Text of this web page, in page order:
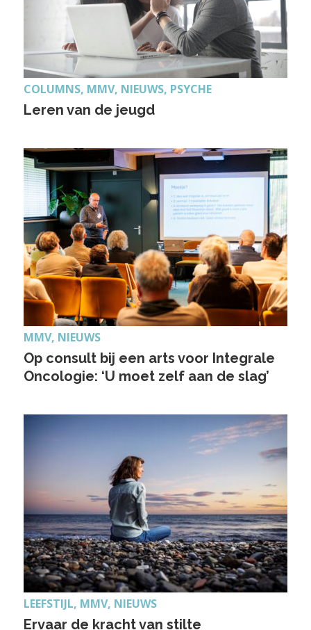
COLUMNS, MMV, NIEUWS, PSYCHE
Leren van de jeugd
MMV, NIEUWS
Op consult bij een arts voor Integrale
Oncologie: ‘U moet zelf aan de slag’
LEEFSTIJL, MMV, NIEUWS
Ervaar de kracht van stilte